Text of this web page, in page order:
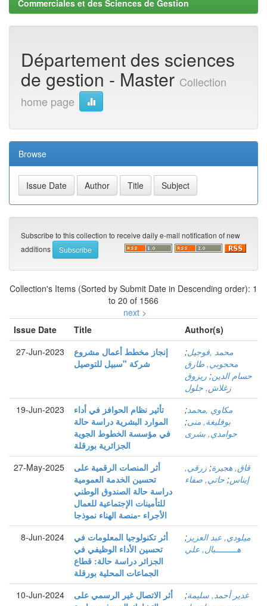
Commerciales et des Sciences de Gestion
Département des sciences
de gestion - Master Collection
home page
Browse
Subscribe to this collection to receive daily e-mail notification of new
additions
Collection's Items (Sorted by Submit Date in Descending order): 1
to 20 of 1566
next >
Issue Date
Title
Author(s)
27-Jun-2023
إنجاز مخطط أعمال مشروع
شركة "سبيل للتوصيل
محمد ,قوجيل;
محجوبي, طارق
حسام الدين; ريزوق
زغلاش, جلول
19-Jun-2023
تأثير نظام الحوافز في أداء
الموارد البشرية دراسة حالة
في مؤسسة الخطوط الجوية
الجزائرية بورقلة
مكاوي ,محمد;
بوفليغة, منى;
حوامدي, بشرى
27-May-2025
أثر المنصات الرقمية على
تحسين الخدمة العمومية
دراسة حالة الصندوق الوطني
للتأمينات الإجتماعية للعمال
الأجراء -منصة الهناء نموذجا
قاق, هجيرة; زرقي,
إيناس; حاتي, صفاء
8-Jun-2024
أثر تكنولوجيا المعلومات في
تحسين الأداء الوظيفي في
الجزائر دراسة حالة: قطاع
الجماعات المحلية بورقلة
ميلودي, عبد العزيز ;
هـــــــــبال, علي
10-Jun-2024
أثر الاتصال غير الرسمي على
غدير أحمد, سليمة;